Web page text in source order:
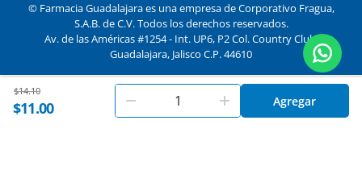
Price reduced from
$14.10to
$11.00 Agregar
© Farmacia Guadalajara es una empresa de Corporativo Fragua,
S.A.B. de C.V. Todos los derechos reservados.
Av. de las Américas #1254 - Int. UP6, P2 Col. Country Club,
Guadalajara, Jalisco C.P. 44610
Formas de pago y compra segura
EnFarmacias Guadalajara
utilizamos cookies. Al utilizar
este sitio, aceptas nuestros
términos y condiciones Aceptar